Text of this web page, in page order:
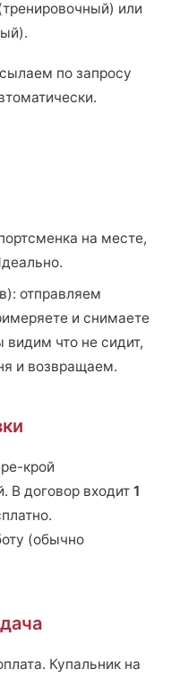
или
по запросу
на месте,
отправляем
и снимаете
видим что не сидит,
и возвращаем.
крой
В договор входит 1
(обычно
Купальник на